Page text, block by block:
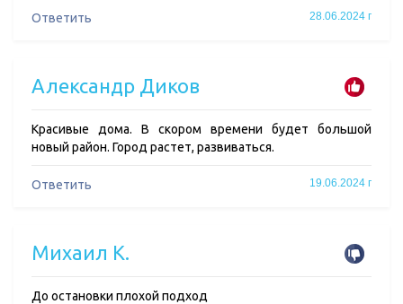
Ответить 28.06.2024 г
Александр Диков
Красивые дома. В скором времени будет большой
новый район. Город растет, развиваться.
Ответить 19.06.2024 г
Михаил К.
До остановки плохой подход